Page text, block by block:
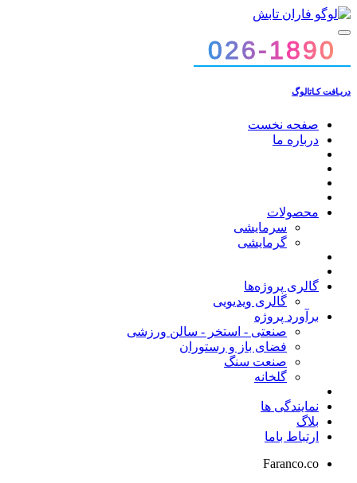
دریـافت کـاتالوگ
صفحه نخست
درباره ما
محصولات
سرمایشی
گرمایشی
گالری پروژه‌ها
گالری ویدیویی
برآورد پروژه
صنعتی - استخر - سالن ورزشی
فضای باز و رستوران
صنعت سنگ
گلخانه
نمایندگی ها
بلاگ
ارتباط باما
Faranco.co